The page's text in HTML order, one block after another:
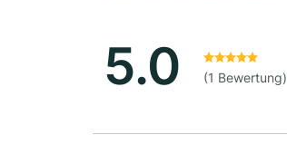
5.0 (1 Bewertung)